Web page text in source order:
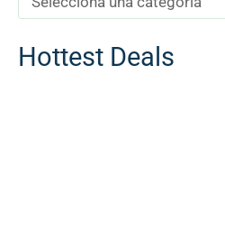
Hottest Deals